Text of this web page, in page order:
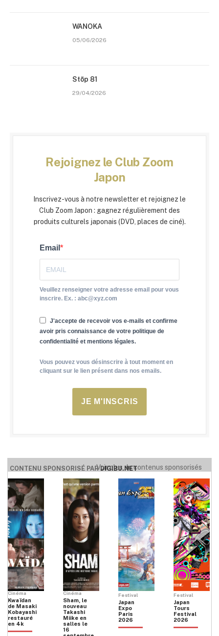
WANOKA
05/06/2026
Stōp 81
29/04/2026
Rejoignez le Club Zoom
Japon
Inscrivez-vous à notre newsletter et rejoignez le
Club Zoom Japon : gagnez régulièrement des
produits culturels japonais (DVD, places de ciné).
Email
Veuillez renseigner votre adresse email pour vous
inscrire. Ex. : abc@xyz.com
J'accepte de recevoir vos e-mails et confirme
avoir pris connaissance de votre politique de
confidentialité et mentions légales.
Vous pouvez vous désinscrire à tout moment en
cliquant sur le lien présent dans nos emails.
JE M'INSCRIS
CONTENU SPONSORISÉ PARDIGIBU.NET
Voir plus de contenus sponsorisés
Cinéma
Kwaïdan
de Masaki
Kobayashi
restauré
en 4k
Cinéma
Sham, le
nouveau
Takashi
Miike en
salles le
16
Festival
Japan
Expo
Paris
2026
Festival
Japan
Tours
Festival
2026